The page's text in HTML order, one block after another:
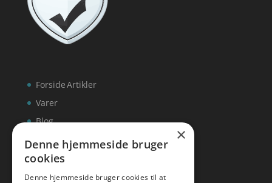
Forside
Varer
Blog
Kontakt
Artikler
×
Denne hjemmeside bruger
cookies
Denne hjemmeside bruger cookies til at